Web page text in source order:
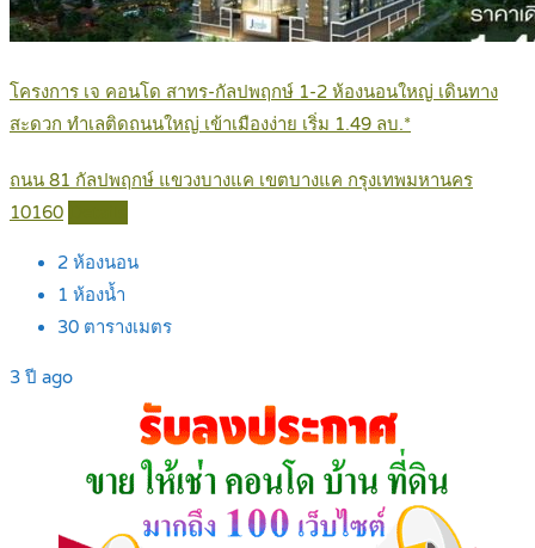
โครงการ เจ คอนโด สาทร-กัลปพฤกษ์ 1-2 ห้องนอนใหญ่ เดินทาง
สะดวก ทำเลติดถนนใหญ่ เข้าเมืองง่าย เริ่ม 1.49 ลบ.*
ถนน 81 กัลปพฤกษ์ แขวงบางแค เขตบางแค กรุงเทพมหานคร
10160
2 ห้องนอน
1 ห้องน้ำ
30 ตารางเมตร
3 ปี ago